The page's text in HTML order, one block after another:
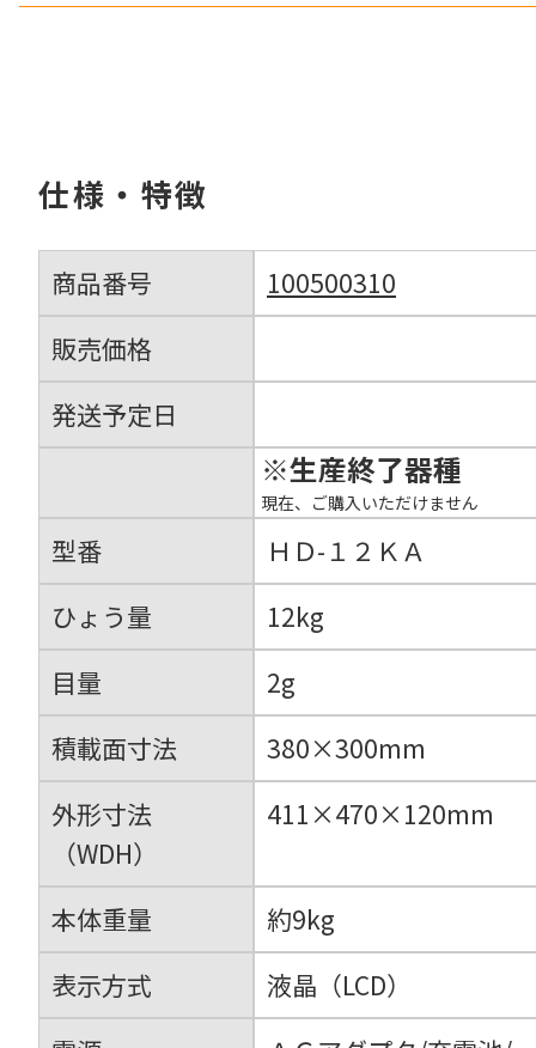
仕様・特徴
商品番号
100500310
販売価格
発送予定日
※生産終了器種
現在、ご購入いただけません
型番
ＨＤ-１２ＫＡ
ひょう量
12kg
目量
2g
積載面寸法
380×300mm
外形寸法
（WDH）
411×470×120mm
本体重量
約9kg
表示方式
液晶（LCD）